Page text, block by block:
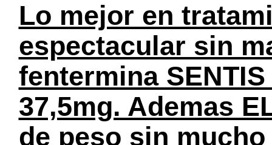
Lo mejor en
espectacular sin
fentermina
37,5mg. Ademas
de peso sin